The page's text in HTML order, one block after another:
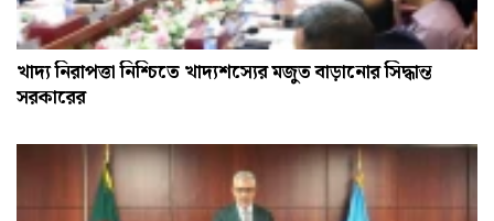
খাদ্য নিরাপত্তা নিশ্চিতে খাদ্যশস্যের মজুত বাড়ানোর সিদ্ধান্ত
সরকারের